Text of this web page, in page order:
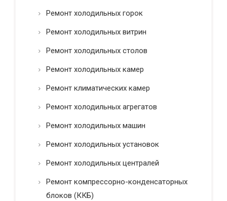
Ремонт холодильных горок
Ремонт холодильных витрин
Ремонт холодильных столов
Ремонт холодильных камер
Ремонт климатических камер
Ремонт холодильных агрегатов
Ремонт холодильных машин
Ремонт холодильных установок
Ремонт холодильных централей
Ремонт компрессорно-конденсаторных
блоков (ККБ)